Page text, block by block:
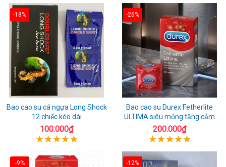
-18%
Bao cao su cá ngựa Long Shock
12 chiếc kéo dài
100.000₫
-26%
Bao cao su Durex Fetherlite
ULTIMA siêu mỏng tăng cảm
giác
200.000₫
-9% -12%